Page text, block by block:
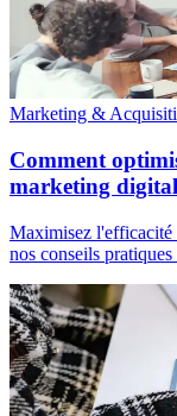
Marketing &
Comment
marketing
Maximisez l'efficacité
nos conseils